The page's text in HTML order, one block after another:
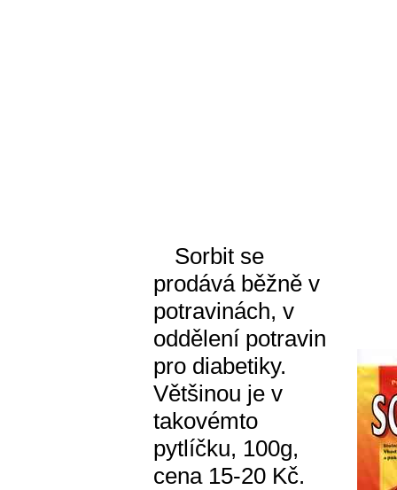
Sorbit se
prodává běžně v
potravinách, v
oddělení potravin
pro diabetiky.
Většinou je v
takovémto
pytlíčku, 100g,
cena 15-20 Kč.